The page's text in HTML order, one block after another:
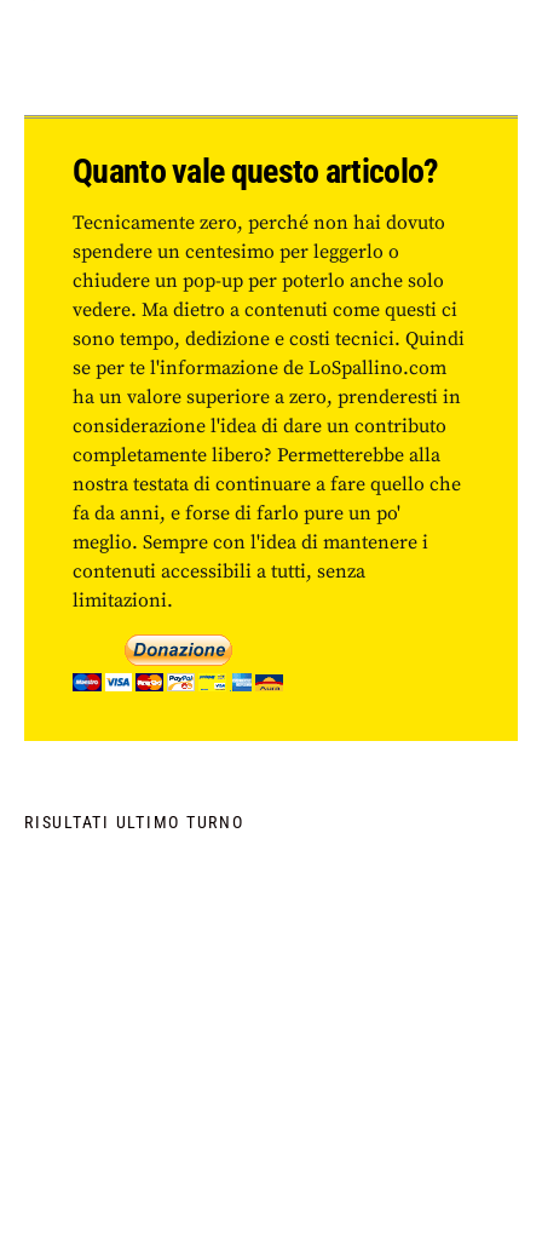
Quanto vale questo articolo?
Tecnicamente zero, perché non hai dovuto
spendere un centesimo per leggerlo o
chiudere un pop-up per poterlo anche solo
vedere. Ma dietro a contenuti come questi ci
sono tempo, dedizione e costi tecnici. Quindi
se per te l'informazione de LoSpallino.com
ha un valore superiore a zero, prenderesti in
considerazione l'idea di dare un contributo
completamente libero? Permetterebbe alla
nostra testata di continuare a fare quello che
fa da anni, e forse di farlo pure un po'
meglio. Sempre con l'idea di mantenere i
contenuti accessibili a tutti, senza
limitazioni.
RISULTATI ULTIMO TURNO